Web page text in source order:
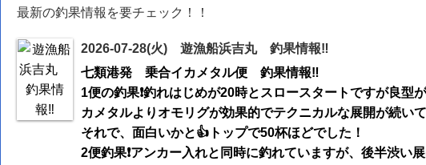
最新の釣果情報を要チェック！！
2026-07-28(火) 遊漁船浜吉丸 釣果情報‼️
七類港発 乗合イカメタル便 釣果情報‼️
1便の釣果❗️釣れはじめが20時とスロースタートですが良型
カメタルよりオモリグが効果的でテクニカルな展開が続い
それで、面白いかと👍トップで50杯ほどでした！
2便釣果❗️アンカー入れと同時に釣れていますが、後半渋い